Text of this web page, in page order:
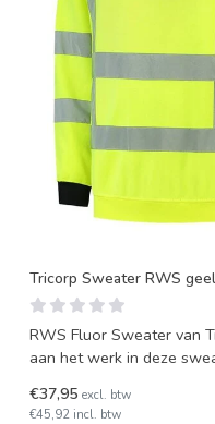
Tricorp Sweater RWS
RWS Fluor Sweater van
aan het werk in deze
€37,95 excl. btw
€45,92 incl. btw